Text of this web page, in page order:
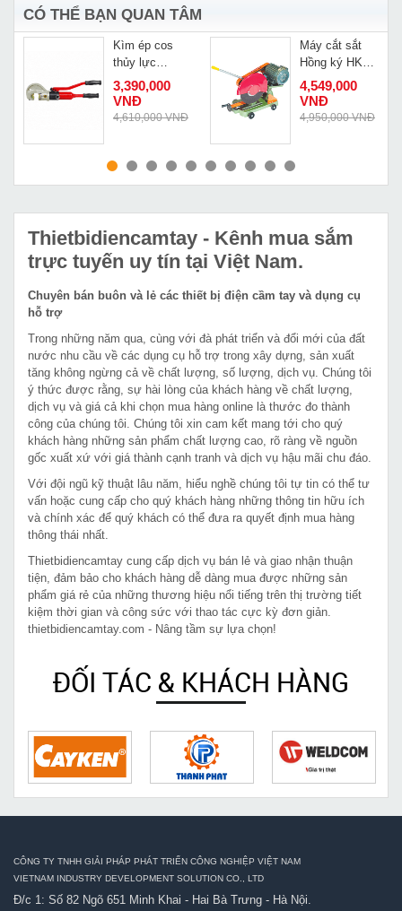
CÓ THỂ BẠN QUAN TÂM
MUA NGAY
Kìm ép cos
thủy lực
Changyou
CYO-300C
3,390,000
VNĐ
4,610,000 VNĐ
MUA NGAY
Máy cắt sắt
Hồng ký HK
CF212
4,549,000
VNĐ
4,950,000 VNĐ
Thietbidiencamtay - Kênh mua sắm
trực tuyến uy tín tại Việt Nam.
Chuyên bán buôn và lẻ các thiết bị điện cầm tay và dụng cụ
hỗ trợ
Trong những năm qua, cùng với đà phát triển và đổi mới của đất
nước nhu cầu về các dụng cụ hỗ trợ trong xây dựng, sản xuất
tăng không ngừng cả về chất lượng, số lượng, dịch vụ. Chúng tôi
ý thức được rằng, sự hài lòng của khách hàng về chất lượng,
dịch vụ và giá cả khi chọn mua hàng online là thước đo thành
công của chúng tôi. Chúng tôi xin cam kết mang tới cho quý
khách hàng những sản phẩm chất lượng cao, rõ ràng về nguồn
gốc xuất xứ với giá thành cạnh tranh và dịch vụ hậu mãi chu đáo.
Với đội ngũ kỹ thuật lâu năm, hiểu nghề chúng tôi tự tin có thể tư
vấn hoặc cung cấp cho quý khách hàng những thông tin hữu ích
và chính xác để quý khách có thể đưa ra quyết định mua hàng
thông thái nhất.
Thietbidiencamtay cung cấp dịch vụ bán lẻ và giao nhận thuận
tiện, đảm bảo cho khách hàng dễ dàng mua được những sản
phẩm giá rẻ của những thương hiệu nổi tiếng trên thị trường tiết
kiệm thời gian và công sức với thao tác cực kỳ đơn giản.
thietbidiencamtay.com - Nâng tầm sự lựa chọn!
ĐỐI TÁC & KHÁCH HÀNG
CÔNG TY TNHH GIẢI PHÁP PHÁT TRIỂN CÔNG NGHIỆP VIỆT NAM
VIETNAM INDUSTRY DEVELOPMENT SOLUTION CO., LTD
Đ/c 1: Số 82 Ngõ 651 Minh Khai - Hai Bà Trưng - Hà Nội.